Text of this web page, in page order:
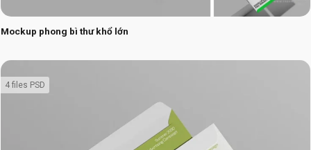
Mockup phong bì thư khổ lớn
4 files PSD